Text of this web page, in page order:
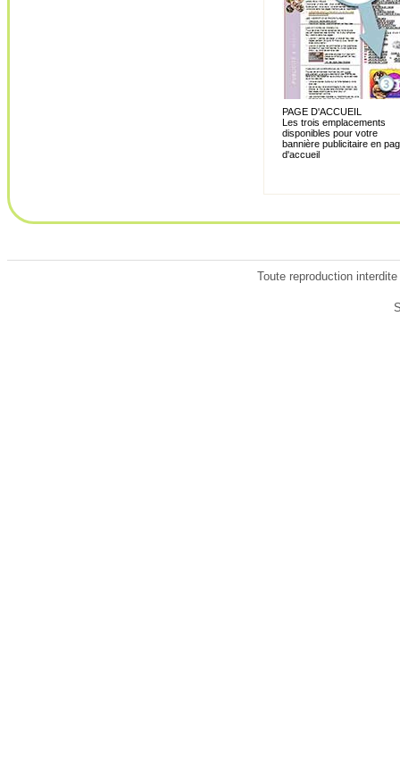
PAGE D'ACCUEIL
Les trois emplacements
disponibles pour votre
bannière publicitaire en
d'accueil
Toute reproduction